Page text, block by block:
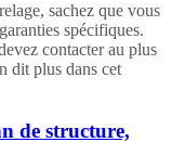
sachez que vous
spécifiques.
contacter au plus
dit plus dans cet
de structure,